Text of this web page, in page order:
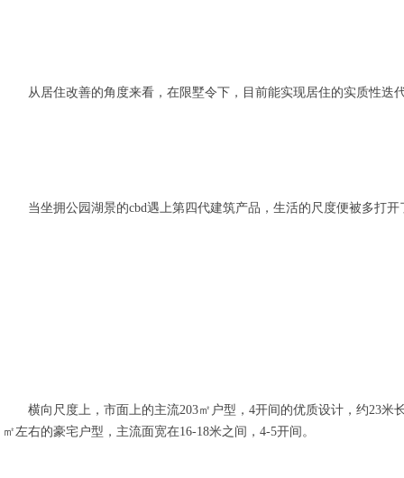
从居住改善的角度来看，在限墅令下，目前能实现居住的实质性
当坐拥公园湖景的cbd遇上第四代建筑产品，生活的尺度便被多打
横向尺度上，市面上的主流203㎡户型，4开间的优质设计，约23
㎡左右的豪宅户型，主流面宽在16-18米之间，4-5开间。